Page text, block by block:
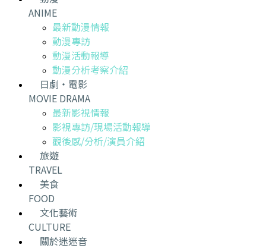
ANIME
最新動漫情報
動漫專訪
動漫活動報導
動漫分析考察介紹
日劇・電影
MOVIE DRAMA
最新影視情報
影視專訪/現場活動報導
觀後感/分析/演員介紹
旅遊
TRAVEL
美食
FOOD
文化藝術
CULTURE
關於迷迷音